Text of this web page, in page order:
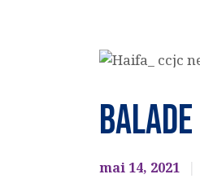
Culturel
CULTURELS
mai 14, 2021